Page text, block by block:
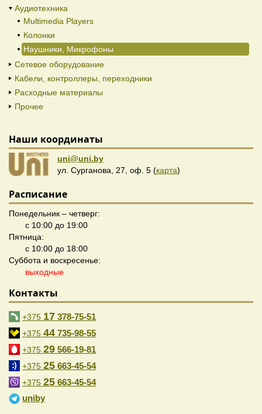
Аудиотехника
Multimedia Players
Колонки
Наушники, Микрофоны
Сетевое оборудование
Кабели, контроллеры, переходники
Расходные материалы
Прочее
Наши координаты
uni@uni.by
ул. Сурганова, 27, оф. 5 (карта)
Расписание
Понедельник – четверг:
с 10:00 до 19:00
Пятница:
с 10:00 до 18:00
Суббота и воскресенье:
выходные
Контакты
+375 17 378-75-51
+375 44 735-98-55
+375 29 566-19-81
+375 25 663-45-54
+375 25 663-45-54
uniby